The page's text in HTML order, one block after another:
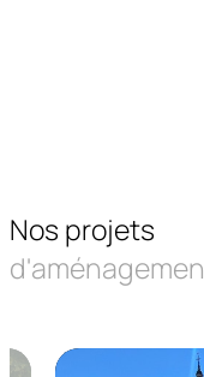
Nos projets